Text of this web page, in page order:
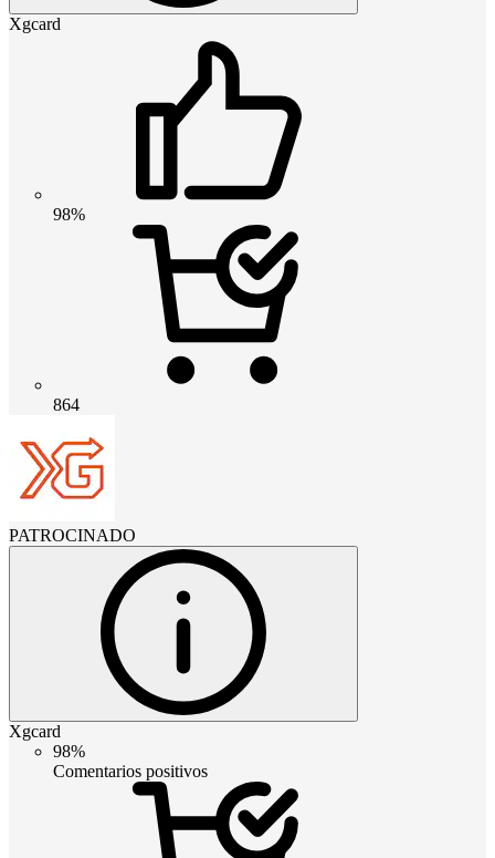
Xgcard
98%
864
PATROCINADO
Xgcard
98%
Comentarios positivos